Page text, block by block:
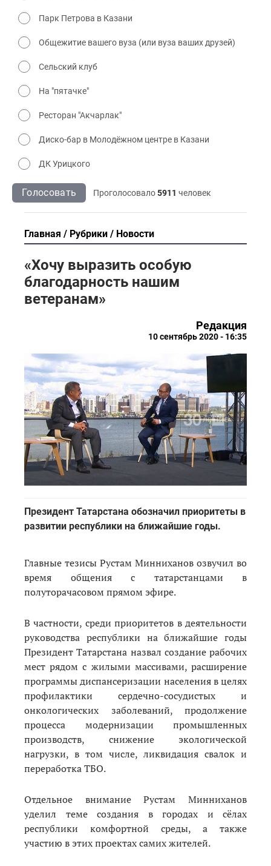
Парк Петрова в Казани
Общежитие вашего вуза (или вуза ваших друзей)
Сельский клуб
На "пятачке"
Ресторан "Акчарлак"
Диско-бар в Молодёжном центре в Казани
ДК Урицкого
Голосовать Проголосовало5911 человек
Главная Рубрики Новости
«Хочу выразить особую
благодарность нашим
ветеранам»
Редакция
10 сентябрь 2020 - 16:35
Президент Татарстана обозначил приоритеты в
развитии республики на ближайшие годы.
Главные тезисы Рустам Минниханов озвучил во
время общения с татарстанцами в
полуторачасовом прямом эфире.
В частности, среди приоритетов в деятельности
руководства республики на ближайшие годы
Президент Татарстана назвал создание рабочих
мест рядом с жилыми массивами, расширение
программы диспансеризации населения в целях
профилактики сердечно-сосудистых и
онкологических заболеваний, продолжение
процесса модернизации промышленных
производств, снижение экологической
нагрузки, в том числе, ликвидация свалок и
переработка ТБО.
Отдельное внимание Рустам Минниханов
уделил теме создания в городах и сёлах
республики комфортной среды, а также
участию в этих проектах самих жителей.